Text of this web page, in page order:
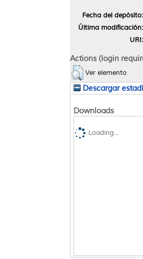
Fecha del depósito:
Última modificación:
URI:
Actions (login
Ver elemento
Descargar
Downloads
Loading...